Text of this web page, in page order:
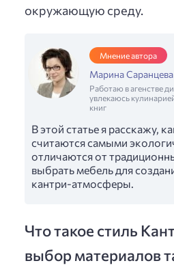
окружающую среду.
Мнение автора
Марина Саранцева
Работаю в агенстве
увлекаюсь
книг
В этой статье я расскажу,
считаются самыми
отличаются от
выбрать мебель для
кантри-атмосферы.
Что такое стиль
выбор материалов